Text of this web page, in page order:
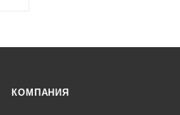
КОМПАНИЯ